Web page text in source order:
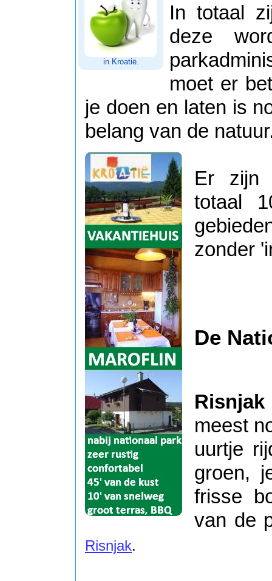
in Kroatië.
In totaal
deze
moet er
je doen en laten is
belang van de
Er zijn
totaal
zonder
De
Risnjak
meest
uurtje
groen,
frisse
van de
Risnjak.